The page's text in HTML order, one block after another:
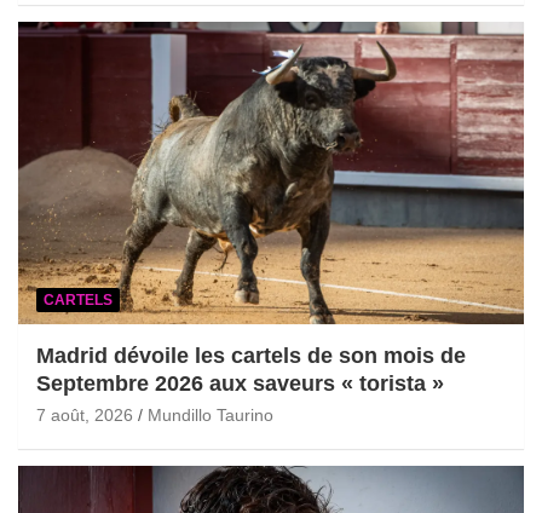
CARTELS
Madrid dévoile les cartels de son mois de
Septembre 2026 aux saveurs « torista »
7 août, 2026 Mundillo Taurino